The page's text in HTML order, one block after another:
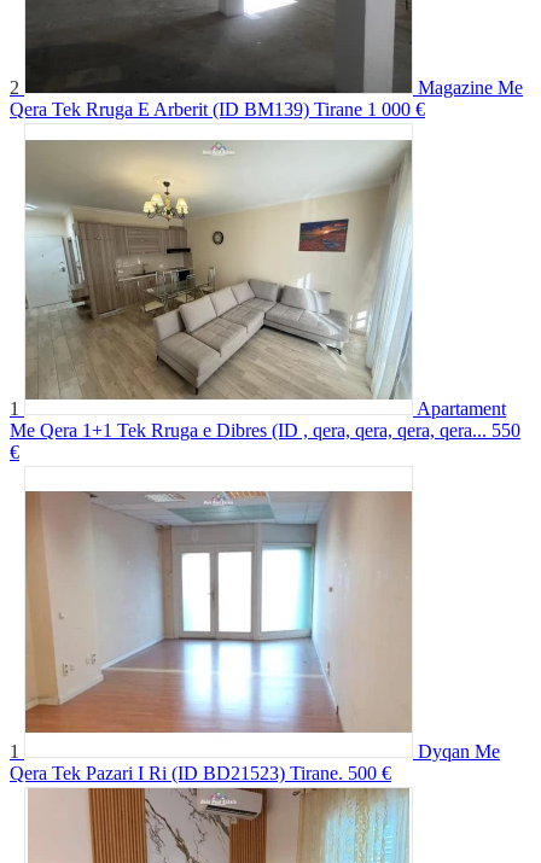
2
Magazine Me
Qera Tek Rruga E Arberit (ID BM139) Tirane 1 000 €
1
Apartament
Me Qera 1+1 Tek Rruga e Dibres (ID , qera, qera, qera, qera... 550
€
1
Dyqan Me
Qera Tek Pazari I Ri (ID BD21523) Tirane. 500 €